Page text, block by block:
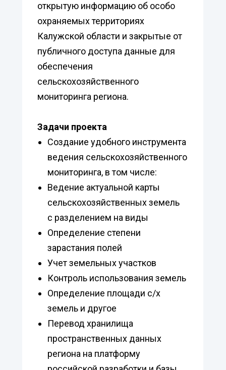
открытую информацию об особо
охраняемых территориях
Калужской области и закрытые от
публичного доступа данные для
обеспечения
сельскохозяйственного
мониторинга региона.
Задачи проекта
Создание удобного инструмента
ведения сельскохозяйственного
мониторинга, в том числе:
Ведение актуальной карты
сельскохозяйственных земель
с разделением на виды
Определение степени
зарастания полей
Учет земельных участков
Контроль использования земель
Определение площади с/х
земель и другое
Перевод хранилища
пространственных данных
региона на платформу